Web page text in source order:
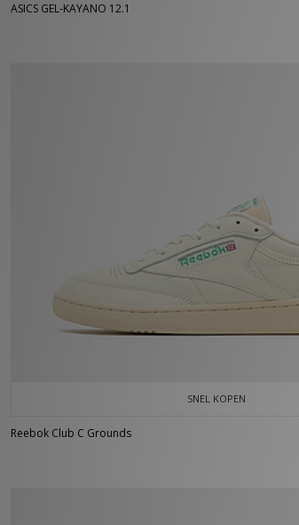
ASICS GEL-KAYANO 12.1
SNEL KOPEN
Reebok Club C Grounds